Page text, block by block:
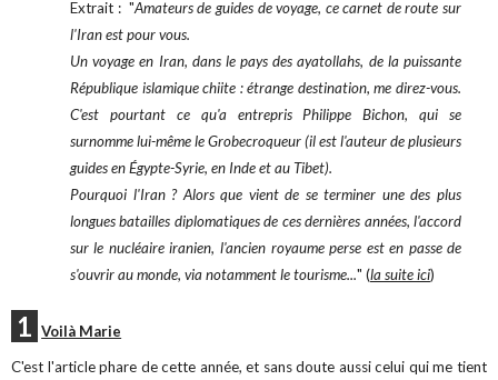
Extrait : "Amateurs de guides de voyage, ce carnet de route sur
l'Iran est pour vous.
Un voyage en Iran, dans le pays des ayatollahs, de la puissante
République islamique chiite : étrange destination, me direz-vous.
C'est pourtant ce qu'a entrepris Philippe Bichon, qui se
surnomme lui-même le Grobecroqueur (il est l'auteur de plusieurs
guides en Égypte-Syrie, en Inde et au Tibet).
Pourquoi l'Iran ? Alors que vient de se terminer une des plus
longues batailles diplomatiques de ces dernières années, l'accord
sur le nucléaire iranien, l'ancien royaume perse est en passe de
s'ouvrir au monde, via notamment le tourisme..." (la suite ici)
1 Voilà Marie
C'est l'article phare de cette année, et sans doute aussi celui qui me tient